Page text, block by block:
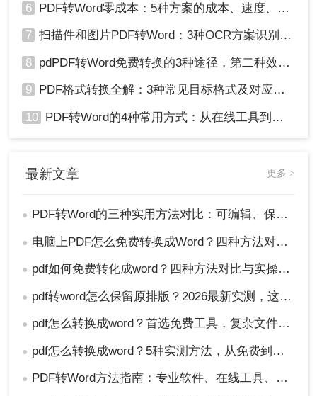
6 PDF转Word零成本：5种方案的成本、速度、精度对比！
7 扫描件和图片PDF转Word：3种OCR方案识别率实测！
8 pdPDF转Word免费转换的3种途径，第二种效率最高！
9 PDF格式转换全解：3种常见目标格式及对应操作方法！
10 PDF转Word的4种常用方式：从在线工具到桌面软件全梳理！
最新文章 更多 >
● PDF转Word的三种实用方法对比：可编辑、保格式、避风险！
● 电脑上PDF怎么免费转换成Word？四种方法对比与实操指南（附详细表格）!
● pdf如何免费转化成word？四种方法对比与实操指南（附详细表格）
● pdf转word怎么保留原排版？2026最新实测，这5种方法从免费到专业全搞定！
● pdf怎么转换成word？首选免费工具，复杂文件再上专业软件！
● pdf怎么转换成word？5种实测方法，从免费到专业全攻略！
● PDF转Word方法指南：专业软件、在线工具、Word内置与改后缀名4种方案对比！